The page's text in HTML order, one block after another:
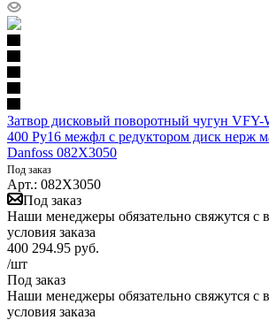
Затвор дисковый поворотный чугун
400 Ру16 межфл с редуктором диск нерж
Danfoss 082X3050
Под заказ
Арт.: 082X3050
Под заказ
Наши менеджеры обязательно свяжутся с
условия заказа
400 294.95 руб.
/шт
Под заказ
Наши менеджеры обязательно свяжутся с
условия заказа